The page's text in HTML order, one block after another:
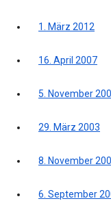
1. März 2012
16. April 2007
5. November
29. März 2003
8. November
6. September